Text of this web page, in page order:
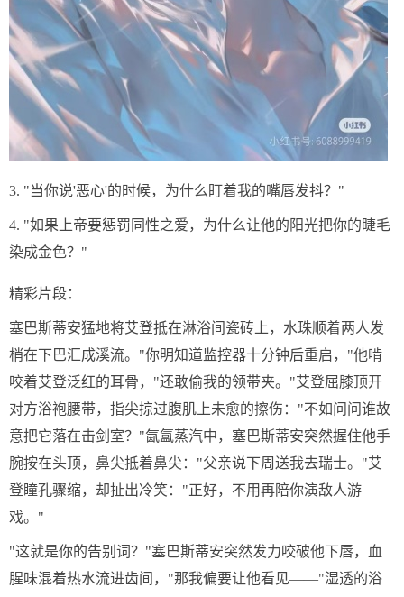
3. "当你说'恶心'的时候，为什么盯着我的嘴唇发抖？"
4. "如果上帝要惩罚同性之爱，为什么让他的阳光把你的睫毛
染成金色？"
精彩片段：
塞巴斯蒂安猛地将艾登抵在淋浴间瓷砖上，水珠顺着两人发
梢在下巴汇成溪流。"你明知道监控器十分钟后重启，"他啃
咬着艾登泛红的耳骨，"还敢偷我的领带夹。"艾登屈膝顶开
对方浴袍腰带，指尖掠过腹肌上未愈的擦伤："不如问问谁故
意把它落在击剑室？"氤氲蒸汽中，塞巴斯蒂安突然握住他手
腕按在头顶，鼻尖抵着鼻尖："父亲说下周送我去瑞士。"艾
登瞳孔骤缩，却扯出冷笑："正好，不用再陪你演敌人游
戏。"
"这就是你的告别词？"塞巴斯蒂安突然发力咬破他下唇，血
腥味混着热水流进齿间，"那我偏要让他看见——"湿透的浴